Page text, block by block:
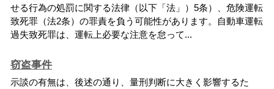
せる行為の処罰に関する法律（以下「法」）5条）、危険運転
致死罪（法2条）の罪責を負う可能性があります。自動車運転
過失致死罪は、運転上必要な注意を怠って...
窃盗事件
示談の有無は、後述の通り、量刑判断に大きく影響するた